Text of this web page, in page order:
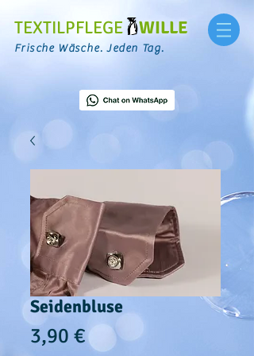
TEXTILPFLEGEWILLE
Frische Wäsche. Jeden Tag.
Seidenbluse
3,90 € Preis